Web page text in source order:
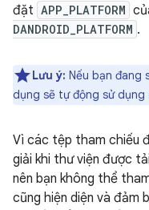
đặt APP_PLATFORM
DANDROID_PLATFORM .
Lưu ý: Nếu bạn đang
dụng sẽ tự động sử dụng
Vì các tệp tham chiếu
giải khi thư viện được
nên bạn không thể
cũng hiện diện và đảm